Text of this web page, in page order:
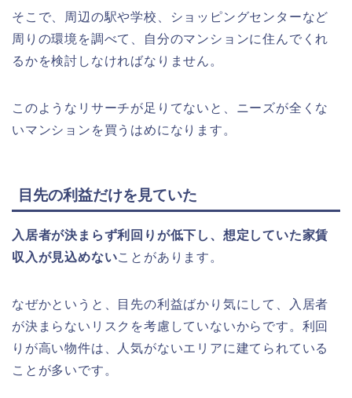
そこで、周辺の駅や学校、ショッピングセンターなど
周りの環境を調べて、自分のマンションに住んでくれ
るかを検討しなければなりません。
このようなリサーチが足りてないと、ニーズが全くな
いマンションを買うはめになります。
目先の利益だけを見ていた
入居者が決まらず利回りが低下し、想定していた家賃
収入が見込めないことがあります。
なぜかというと、目先の利益ばかり気にして、入居者
が決まらないリスクを考慮していないからです。利回
りが高い物件は、人気がないエリアに建てられている
ことが多いです。